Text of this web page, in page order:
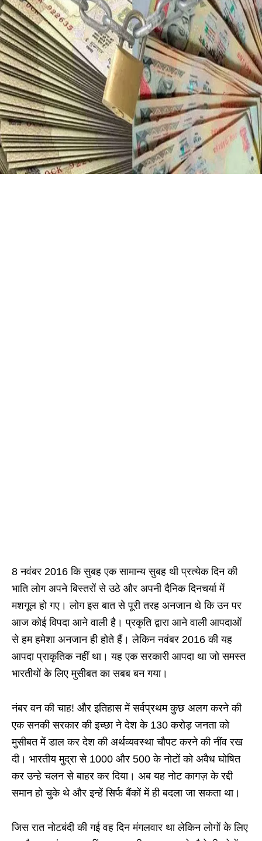
8 नवंबर 2016 कि सुबह एक सामान्य सुबह थी प्रत्येक दिन की
भाति लोग अपने बिस्तरों से उठे और अपनी दैनिक दिनचर्या में
मशगूल हो गए। लोग इस बात से पूरी तरह अनजान थे कि उन पर
आज कोई विपदा आने वाली है। प्रकृति द्वारा आने वाली आपदाओं
से हम हमेशा अनजान ही होते हैं। लेकिन नवंबर 2016 की यह
आपदा प्राकृतिक नहीं था। यह एक सरकारी आपदा था जो समस्त
भारतीयों के लिए मुसीबत का सबब बन गया।
नंबर वन की चाह! और इतिहास में सर्वप्रथम कुछ अलग करने की
एक सनकी सरकार की इच्छा ने देश के 130 करोड़ जनता को
मुसीबत में डाल कर देश की अर्थव्यवस्था चौपट करने की नींव रख
दी। भारतीय मुद्रा से 1000 और 500 के नोटों को अवैध घोषित
कर उन्हे चलन से बाहर कर दिया। अब यह नोट कागज़ के रद्दी
समान हो चुके थे और इन्हें सिर्फ बैंकों में ही बदला जा सकता था।
जिस रात नोटबंदी की गई वह दिन मंगलवार था लेकिन लोगों के लिए